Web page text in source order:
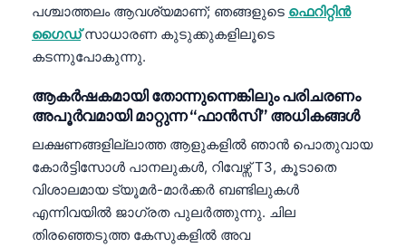
പശ്ചാത്തലം ആവശ്യമാണ്; ഞങ്ങളുടെ ഫെറിറ്റിൻ
ഗൈഡ്സാധാരണ കുടുക്കുകളിലൂടെ
കടന്നുപോകുന്നു.
ആകർഷകമായി തോന്നുന്നെങ്കിലും പരിചരണം
അപൂർവമായി മാറ്റുന്ന “ഫാൻസി” അധികങ്ങൾ
ലക്ഷണങ്ങളില്ലാത്ത ആളുകളിൽ ഞാൻ പൊതുവായ
കോർട്ടിസോൾ പാനലുകൾ, റിവേഴ്സ് T3, കൂടാതെ
വിശാലമായ ട്യൂമർ-മാർക്കർ ബണ്ടിലുകൾ
എന്നിവയിൽ ജാഗ്രത പുലർത്തുന്നു. ചില
തിരഞ്ഞെടുത്ത കേസുകളിൽ അവ